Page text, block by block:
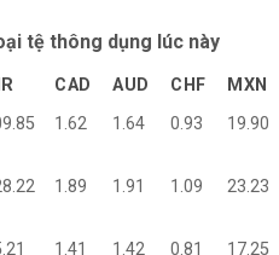
tệ thông dụng lúc này
CAD AUD CHF
MXN
1.62 1.64 0.93 19.90
1.89 1.91 1.09 23.23
1.41 1.42 0.81 17.25